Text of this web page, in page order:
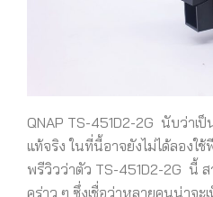
QNAP TS-451D2-2G นับว่าเป็
แท้จริง ในที่นี้อาจยังไม่ได้ลองใช้
พรีวิวว่าตัว TS-451D2-2G นี้ ส
คร่าว ๆ ซึ่งเชื่อว่าหลายคนน่าจะ